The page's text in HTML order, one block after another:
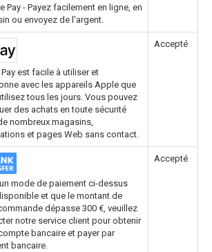
Pay - Payez facilement en ligne, en
ou envoyez de l'argent.
est facile à utiliser et
avec les appareils Apple que
tous les jours. Vous pouvez
des achats en toute sécurité
nombreux magasins,
et pages Web sans contact.
Accepté
mode de paiement ci-dessus
et que le montant de
dépasse 300 €, veuillez
notre service client pour obtenir
bancaire et payer par
bancaire.
Accepté